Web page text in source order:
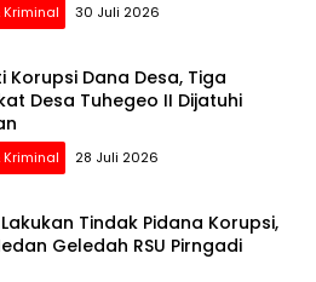
Kriminal 30 Juli 2026
Korupsi Dana Desa, Tiga
Desa Tuhegeo II Dijatuhi
Kriminal 28 Juli 2026
Tindak Pidana Korupsi,
Geledah RSU Pirngadi